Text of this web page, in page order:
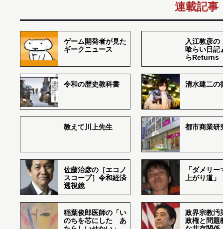
連載記事
ゲーム開発者が見た
ギークニュース
入江敦彦の
喰らい日記
らReturns
令和の歴史教科書 清水建二の
教えて川上先生 都市商業研
佐藤治彦の［エコノ
スコープ］令和経済
透視鏡
「ダメリ
上がり道」
稲葉俊郎医師の「い
のちを芯にした あ
政界宗教汚
政権と問題